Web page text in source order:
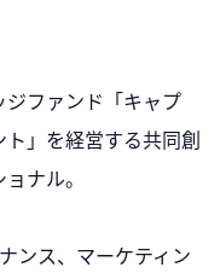
ファンド「キャプ
」を経営する共同創
ナル。
ンス、マーケティン